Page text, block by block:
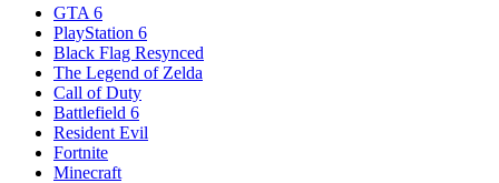
GTA 6
PlayStation 6
Black Flag Resynced
The Legend of Zelda
Call of Duty
Battlefield 6
Resident Evil
Fortnite
Minecraft